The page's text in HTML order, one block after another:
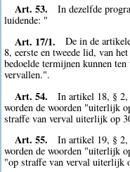
Art. 53.
In dezelfde
luidende: "
Art. 17/1.
De in de
8, eerste en tweede lid, van
bedoelde termijnen kunnen
vervallen.".
Art. 54.
In artikel 18, § 2,
worden de woorden "uiterlijk
straffe van verval uiterlijk op
Art. 55.
In artikel 19, § 2,
worden de woorden "uiterlijk
"op straffe van verval uiterlijk